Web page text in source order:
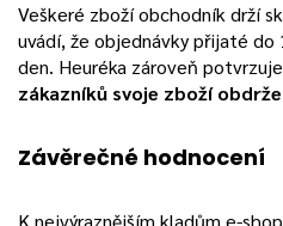
Veškeré zboží obchodník drží
uvádí, že objednávky přijaté
den. Heuréka zároveň
zákazníků svoje zboží
Závěrečné hodnocení
K nejvýraznějším kladům e-